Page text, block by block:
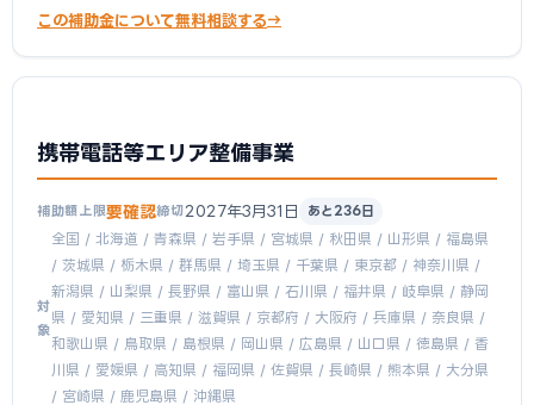
この補助金について無料相談する
携帯電話等エリア整備事業
補助額上限要確認締切 2027年3月31日 あと236日
対
象
全国 / 北海道 / 青森県 / 岩手県 / 宮城県 / 秋田県 / 山形県 / 福島県
/ 茨城県 / 栃木県 / 群馬県 / 埼玉県 / 千葉県 / 東京都 / 神奈川県 /
新潟県 / 山梨県 / 長野県 / 富山県 / 石川県 / 福井県 / 岐阜県 / 静岡
県 / 愛知県 / 三重県 / 滋賀県 / 京都府 / 大阪府 / 兵庫県 / 奈良県 /
和歌山県 / 鳥取県 / 島根県 / 岡山県 / 広島県 / 山口県 / 徳島県 / 香
川県 / 愛媛県 / 高知県 / 福岡県 / 佐賀県 / 長崎県 / 熊本県 / 大分県
/ 宮崎県 / 鹿児島県 / 沖縄県